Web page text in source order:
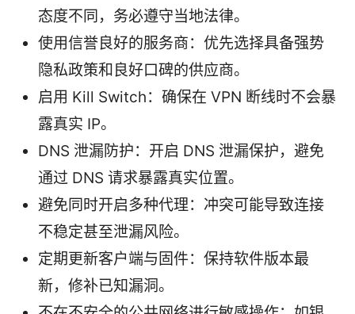
态度不同，务必遵守当地法律。
使用信誉良好的服务商：优先选择具备强势
隐私政策和良好口碑的供应商。
启用 Kill Switch：确保在 VPN 断线时不会暴
露真实 IP。
DNS 泄漏防护：开启 DNS 泄漏保护，避免
通过 DNS 请求暴露真实位置。
避免同时开启多种代理：冲突可能导致连接
不稳定甚至泄漏风险。
定期更新客户端与固件：保持软件版本最
新，修补已知漏洞。